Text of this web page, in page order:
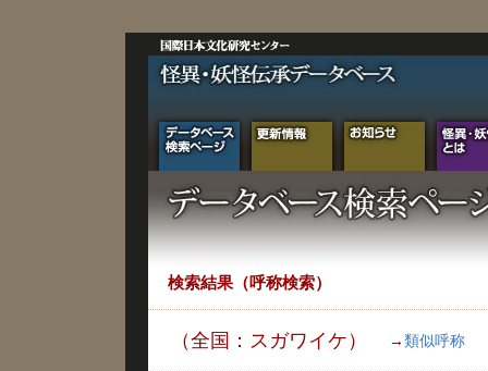
検索結果（呼称検索）
（全国：スガワイケ） → 類似呼称